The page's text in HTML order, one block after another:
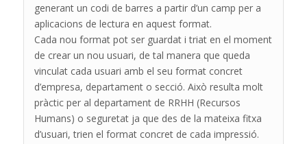
generant un codi de barres a partir d’un camp per a
aplicacions de lectura en aquest format.
Cada nou format pot ser guardat i triat en el moment
de crear un nou usuari, de tal manera que queda
vinculat cada usuari amb el seu format concret
d’empresa, departament o secció. Això resulta molt
pràctic per al departament de RRHH (Recursos
Humans) o seguretat ja que des de la mateixa fitxa
d’usuari, trien el format concret de cada impressió.